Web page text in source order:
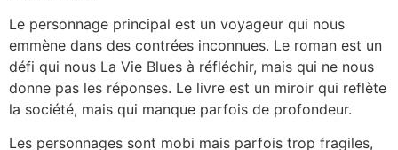
Le personnage principal est un voyageur qui nous
emmène dans des contrées inconnues. Le roman est un
défi qui nous La Vie Blues à réfléchir, mais qui ne nous
donne pas les réponses. Le livre est un miroir qui reflète
la société, mais qui manque parfois de profondeur.
Les personnages sont mobi mais parfois trop fragiles,